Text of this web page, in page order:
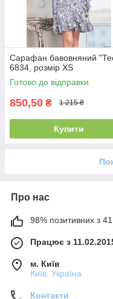
Сарафан бавовняний
6834, розмір XS
Готово до відправки
850,50 ₴ 1 215 ₴
Купити
Про нас
98% позитивних з 41
Працює з
м. Київ
Київ, Україна
Контакти